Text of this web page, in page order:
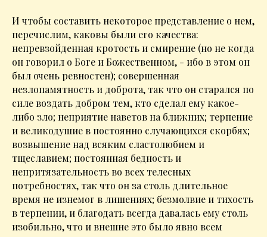
И чтобы составить некоторое представление о нем,
перечислим, каковы были его качества:
непревзойденная кротость и смирение (но не когда
он говорил о Боге и Божественном, - ибо в этом он
был очень ревностен); совершенная
незлопамятность и доброта, так что он старался по
силе воздать добром тем, кто сделал ему какое-
либо зло; неприятие наветов на ближних; терпение
и великодушие в постоянно случающихся скорбях;
возвышение над всяким сластолюбием и
тщеславием; постоянная бедность и
непритязательность во всех телесных
потребностях, так что он за столь длительное
время не изнемог в лишениях; безмолвие и тихость
в терпении, и благодать всегда давалась ему столь
изобильно, что и внешне это было явно всем